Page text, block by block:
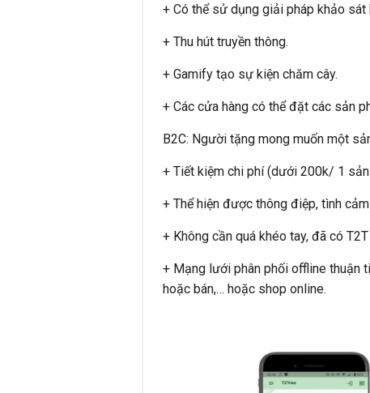
+ Có thể sử dụng giải pháp khảo sát
+ Thu hút truyền thông.
+ Gamify tạo sự kiện chăm cây.
+ Các cửa hàng có thể đặt các sản
B2C: Người tặng mong muốn một
+ Tiết kiệm chi phí (dưới 200k/ 1 sản
+ Thể hiện được thông điệp, tình
+ Không cần quá khéo tay, đã có
+ Mạng lưới phân phối offline thuận
hoặc bán,… hoặc shop online.